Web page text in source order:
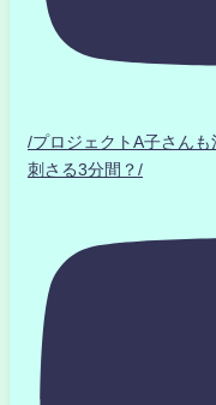
/プロジェクトA子さん
刺さる3分間？/